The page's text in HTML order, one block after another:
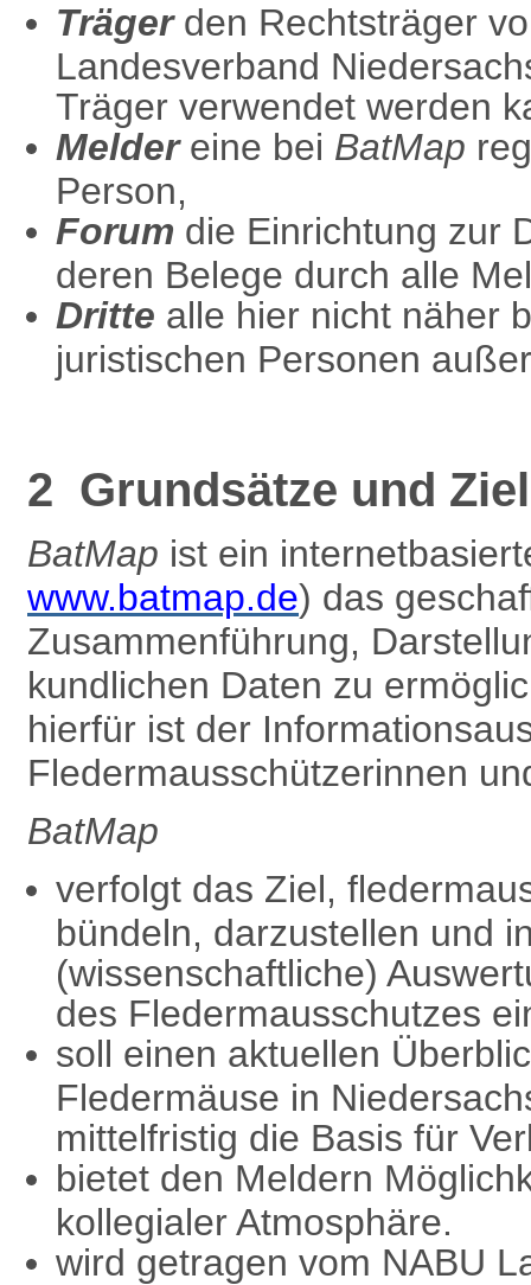
Trägerden Rechtsträger
Landesverband
Träger verwendet werden
Meldereine bei BatMap
Person,
Forum die Einrichtung zur
deren Belege durch alle
Dritte alle hier nicht näher
juristischen Personen
2 Grundsätze und
BatMap ist ein
www.batmap.de) das
Zusammenführung,
kundlichen Daten zu
hierfür ist der
Fledermausschützer­innen
BatMap
verfolgt das Ziel,
bündeln, darzustellen und
(wissenschaftliche)
des Fledermausschutzes
soll einen aktuellen
Fledermäuse in
mittelfristig die Basis für
bietet den Meldern
kollegialer Atmosphäre.
wird getragen vom NABU